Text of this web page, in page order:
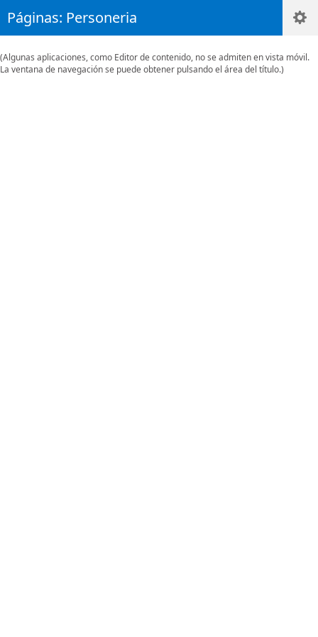
Páginas: Personeria
(Algunas aplicaciones, como Editor de contenido, no se admiten en vista móvil.
La ventana de navegación se puede obtener pulsando el área del título.)